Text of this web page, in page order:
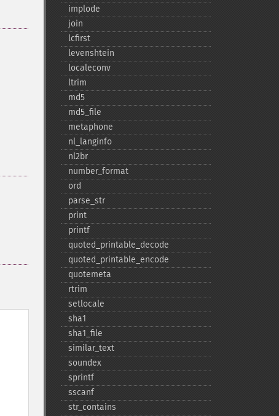
implode
join
lcfirst
levenshtein
localeconv
ltrim
md5
md5_​file
metaphone
nl_​langinfo
nl2br
number_​format
ord
parse_​str
print
printf
quoted_​printable_​decode
quoted_​printable_​encode
quotemeta
rtrim
setlocale
sha1
sha1_​file
similar_​text
soundex
sprintf
sscanf
str_​contains